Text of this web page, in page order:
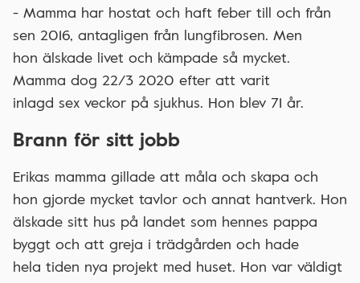
- Mamma har hostat och haft feber till och från
sen 2016, antagligen från lungfibrosen. Men
hon älskade livet och kämpade så mycket.
Mamma dog 22/3 2020 efter att varit
inlagd sex veckor på sjukhus. Hon blev 71 år.
Brann för sitt jobb
Erikas mamma gillade att måla och skapa och
hon gjorde mycket tavlor och annat hantverk. Hon
älskade sitt hus på landet som hennes pappa
byggt och att greja i trädgården och hade
hela tiden nya projekt med huset. Hon var väldigt